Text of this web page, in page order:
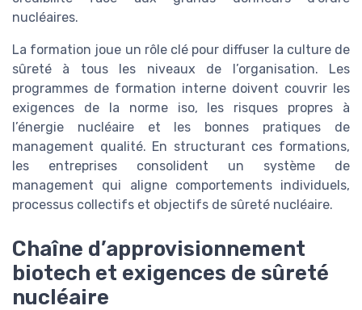
nucléaires.
La formation joue un rôle clé pour diffuser la culture de
sûreté à tous les niveaux de l’organisation. Les
programmes de formation interne doivent couvrir les
exigences de la norme iso, les risques propres à
l’énergie nucléaire et les bonnes pratiques de
management qualité. En structurant ces formations,
les entreprises consolident un système de
management qui aligne comportements individuels,
processus collectifs et objectifs de sûreté nucléaire.
Chaîne d’approvisionnement
biotech et exigences de sûreté
nucléaire